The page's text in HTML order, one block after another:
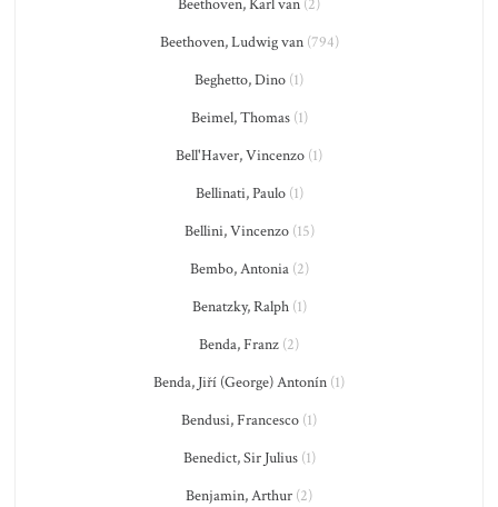
Beethoven, Karl van (2)
Beethoven, Ludwig van(794)
Beghetto, Dino (1)
Beimel, Thomas(1)
Bell'Haver, Vincenzo (1)
Bellinati, Paulo(1)
Bellini, Vincenzo(15)
Bembo, Antonia(2)
Benatzky, Ralph(1)
Benda, Franz (2)
Benda, Jiří (George) Antonín (1)
Bendusi, Francesco (1)
Benedict, Sir Julius(1)
Benjamin, Arthur (2)